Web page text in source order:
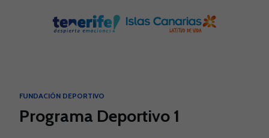
FUNDACIÓN DEPORTIVO
Programa Deportivo 1